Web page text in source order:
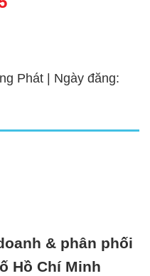
Phát | Ngày đăng:
& phân phối
Hồ Chí Minh